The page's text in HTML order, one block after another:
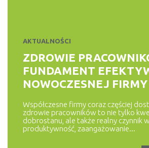
AKTUALNOŚCI
ZDROWIE
FUNDAMENT
NOWOCZESNEJ FIRMY
Współczesne firmy coraz częściej
zdrowie pracowników to nie tylko
dobrostanu, ale także realny czynnik
produktywność, zaangażowanie...
RANKING KONT
Ranking kont osobistych na maj 2025 –
konta w Polsce Poniżej...